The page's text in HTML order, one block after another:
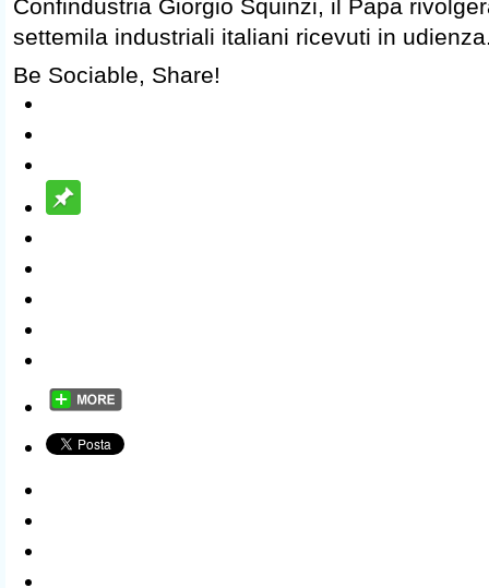
Confindustria Giorgio Squinzi, il Papa
settemila industriali italiani ricevuti in
Be Sociable, Share!